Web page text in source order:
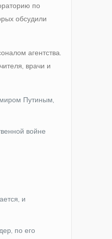
по
обсудили
агентства.
врачи и
Путиным,
войне
и
по его